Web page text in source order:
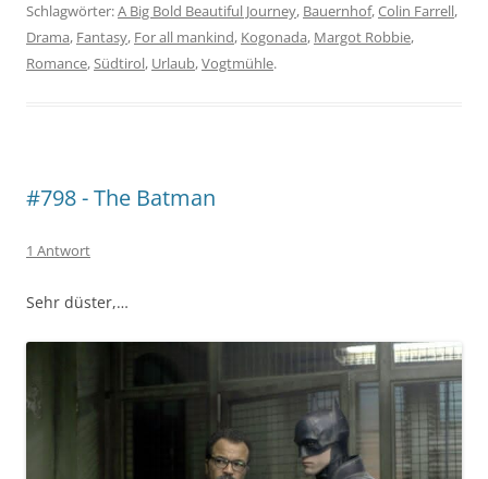
Schlagwörter:A Big Bold Beautiful Journey, Bauernhof,Colin Farrell,
Drama, Fantasy, For all mankind, Kogonada, Margot Robbie,
Romance,Südtirol, Urlaub,Vogtmühle.
#798 - The Batman
1 Antwort
Sehr düster,…